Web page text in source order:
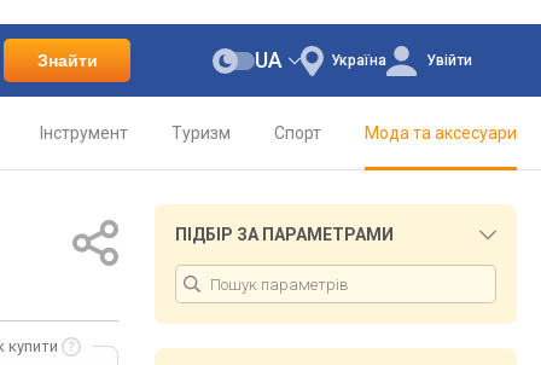
Знайти Україна
UA Увійти
Інструмент Туризм Спорт Мода та аксесуари
купити
ПІДБІР ЗА ПАРАМЕТРАМИ